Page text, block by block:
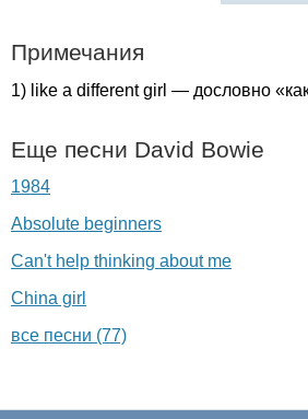
Примечания
1) like a different girl — дословно
Еще песни David Bowie
1984
Absolute beginners
Can't help thinking about me
China girl
все песни (77)